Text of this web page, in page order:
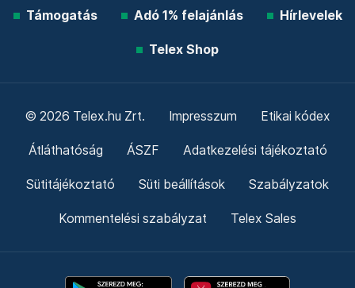
Támogatás Adó 1% felajánlás Hírlevelek
Telex Shop
© 2026 Telex.hu Zrt. Impresszum Etikai kódex
Átláthatóság ÁSZF Adatkezelési tájékoztató
Sütitájékoztató Süti beállítások Szabályzatok
Kommentelési szabályzat Telex Sales